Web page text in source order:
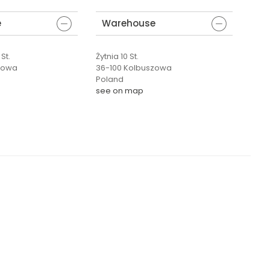
Warehouse
Żytnia 10 St.
36-100 Kolbuszowa
Poland
see on map